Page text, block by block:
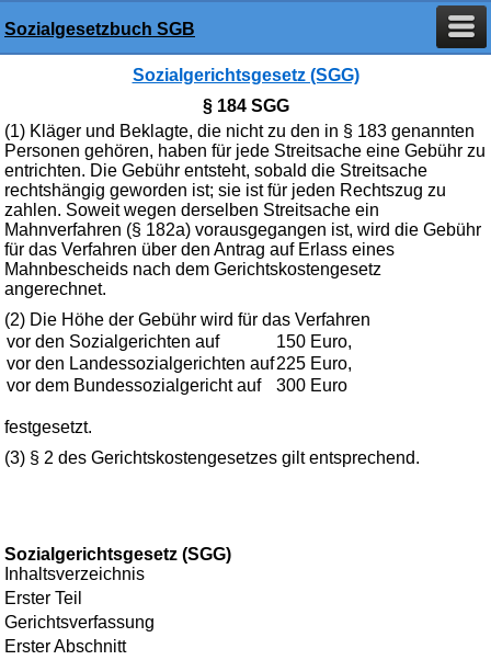
Sozialgesetzbuch SGB
Sozialgerichtsgesetz (SGG)
§ 184 SGG
(1) Kläger und Beklagte, die nicht zu den in § 183 genannten
Personen gehören, haben für jede Streitsache eine Gebühr zu
entrichten. Die Gebühr entsteht, sobald die Streitsache
rechtshängig geworden ist; sie ist für jeden Rechtszug zu
zahlen. Soweit wegen derselben Streitsache ein
Mahnverfahren (§ 182a) vorausgegangen ist, wird die Gebühr
für das Verfahren über den Antrag auf Erlass eines
Mahnbescheids nach dem Gerichtskostengesetz
angerechnet.
(2) Die Höhe der Gebühr wird für das Verfahren
vor den Sozialgerichten auf
150 Euro,
vor den Landessozialgerichten auf225 Euro,
vor dem Bundessozialgericht auf
300 Euro
festgesetzt.
(3) § 2 des Gerichtskostengesetzes gilt entsprechend.
Sozialgerichtsgesetz (SGG)
Inhaltsverzeichnis
Erster Teil
Gerichtsverfassung
Erster Abschnitt